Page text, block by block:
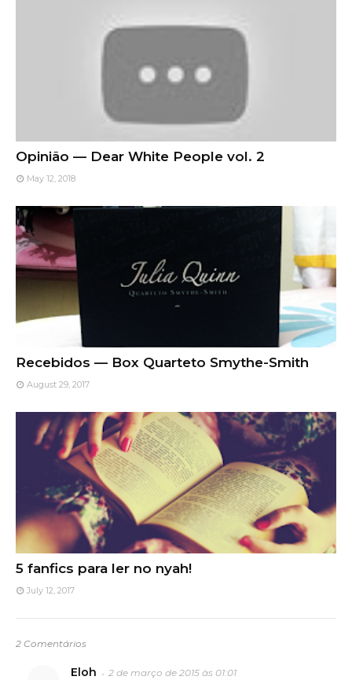
Opinião — Dear White People vol. 2
May 12, 2018
Recebidos — Box Quarteto Smythe-Smith
August 29, 2017
5 fanfics para ler no nyah!
July 12, 2017
2 Comentários
Eloh 2 de março de 2015 às 01:01